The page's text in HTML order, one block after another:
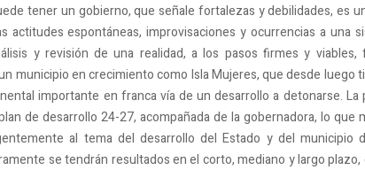
tener un gobierno, que señale fortalezas y debilidades, es
actitudes espontáneas, improvisaciones y ocurrencias a una
y revisión de una realidad, a los pasos firmes y
municipio en crecimiento como Isla Mujeres, que desde luego
importante en franca vía de un desarrollo a detonarse.
de desarrollo 24-27, acompañada de la gobernadora, lo que
al tema del desarrollo del Estado y del municipio
se tendrán resultados en el corto, mediano y largo